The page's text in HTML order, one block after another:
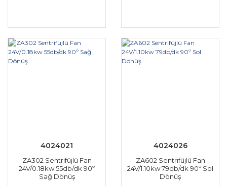
4024021
ZA302 Sentrifüjlü Fan
24V/0.18kw 55db/dk 90º
Sağ Dönüş
4024026
ZA602 Sentrifüjlü Fan
24V/1.10kw 79db/dk 90º Sol
Dönüş